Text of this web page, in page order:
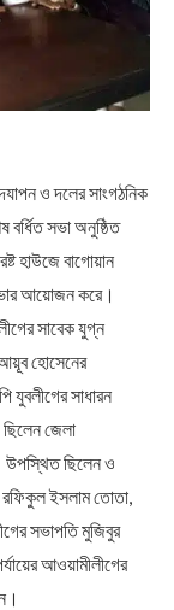
ও দলের সাংগঠনিক
বর্ধিত সভা অনুষ্ঠিত
হাউজে বাগোয়ান
আয়োজন করে।
সাবেক যুগ্ন
আয়ূব হোসেনের
যুবলীগের সাধারন
জেলা
উপস্থিত ছিলেন ও
রফিকুল ইসলাম তোতা,
সভাপতি মুজিবুর
আওয়ামীলীগের